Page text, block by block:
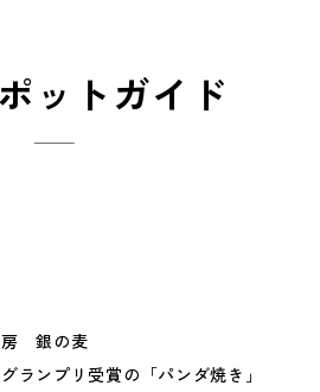
ットガイド
房 銀の麦
ランプリ受賞の「パンダ焼き」